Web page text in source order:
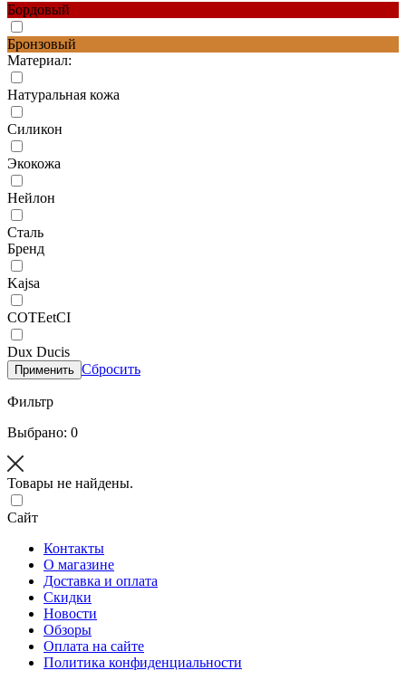
Бордовый
Бронзовый
Материал:
Натуральная кожа
Силикон
Экокожа
Нейлон
Сталь
Бренд
Kajsa
COTEetCI
Dux Ducis
Применить Сбросить
Фильтр
Выбрано: 0
Товары не найдены.
Сайт
Контакты
О магазине
Доставка и оплата
Скидки
Новости
Обзоры
Оплата на сайте
Политика конфиденциальности